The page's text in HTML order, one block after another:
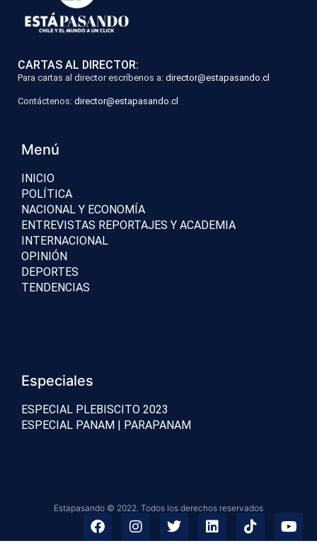
CARTAS AL DIRECTOR:
Para cartas al director escríbenos a: director@estapasando.cl
Contáctenos: director@estapasando.cl
Menú
INICIO
POLÍTICA
NACIONAL Y ECONOMÍA
ENTREVISTAS REPORTAJES Y ACADEMIA
INTERNACIONAL
OPINIÓN
DEPORTES
TENDENCIAS
Especiales
ESPECIAL PLEBISCITO 2023
ESPECIAL PANAM | PARAPANAM
Estapasando © 2022. Todos los derechos reservados